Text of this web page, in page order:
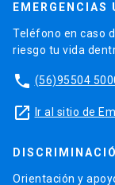
EMERGENCIAS
Teléfono en caso
riesgo tu vida
phone (56)95504
launch Ir al sitio de
Orientación y